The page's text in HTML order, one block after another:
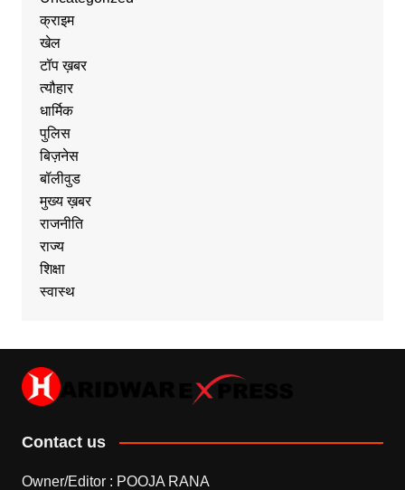
क्राइम
खेल
टॉप ख़बर
त्यौहार
धार्मिक
पुलिस
बिज़नेस
बॉलीवुड
मुख्य ख़बर
राजनीति
राज्य
शिक्षा
स्वास्थ
Contact us
Owner/Editor : POOJA RANA